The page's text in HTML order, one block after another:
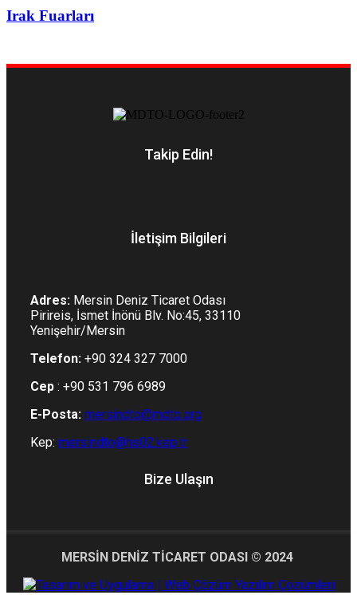
Irak Fuarları
Takip Edin!
İletişim Bilgileri
Adres: Mersin Deniz Ticaret Odası
Pirireis, İsmet İnönü Blv. No:45, 33110
Yenişehir/Mersin
Telefon: +90 324 327 7000
Cep : +90 531 796 6989
E-Posta: mersindto@mdto.org
Kep: mersindto@hs02.kep.tr
Bize Ulaşın
MERSİN DENİZ TİCARET ODASI © 2024